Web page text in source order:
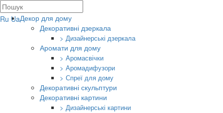
Ru UaДекор для дому
Декоративні дзеркала
> Дизайнерські дзеркала
Аромати для дому
> Аромасвічки
> Аромадифузори
> Спреї для дому
Декоративні скульптури
Декоративні картини
> Дизайнерські картини